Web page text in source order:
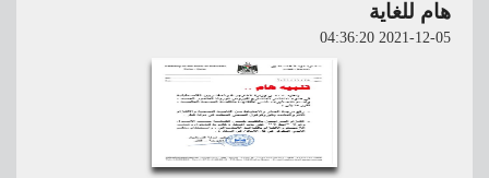
هام للغاية
2021-12-05 04:36:20